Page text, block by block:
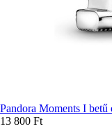
Pandora Moments I betű
13 800 Ft